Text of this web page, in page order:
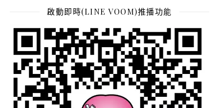
啟動即時(LINE VOOM)推播功能